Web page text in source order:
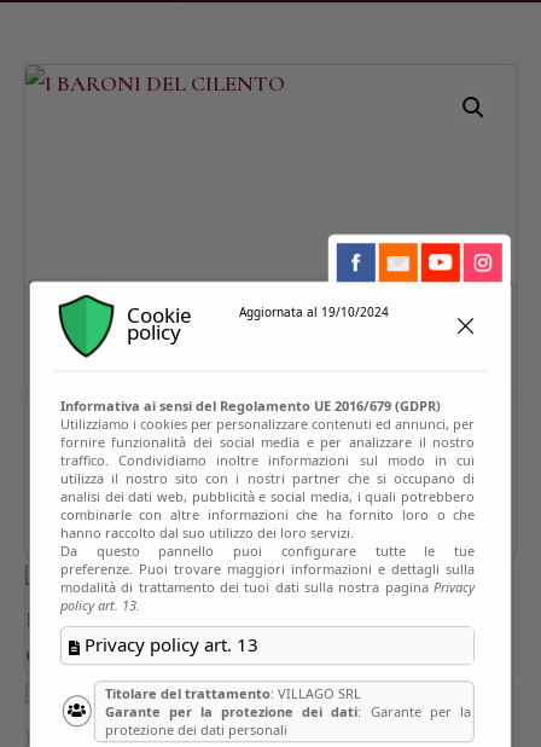
Cookie
policy
Aggiornata al 19/10/2024
Informativa ai sensi del Regolamento UE 2016/679 (GDPR)
Utilizziamo i cookies per personalizzare contenuti ed annunci, per
fornire funzionalità dei social media e per analizzare il nostro
traffico. Condividiamo inoltre informazioni sul modo in cui
utilizza il nostro sito con i nostri partner che si occupano di
analisi dei dati web, pubblicità e social media, i quali potrebbero
combinarle con altre informazioni che ha fornito loro o che
hanno raccolto dal suo utilizzo dei loro servizi.
Da questo pannello puoi configurare tutte le tue
preferenze. Puoi trovare maggiori informazioni e dettagli sulla
modalità di trattamento dei tuoi dati sulla nostra paginaPrivacy
policy art. 13.
Privacy policy art. 13
Titolare del trattamento: VILLAGO SRL
Garante per la protezione dei dati: Garante per la
protezione dei dati personali